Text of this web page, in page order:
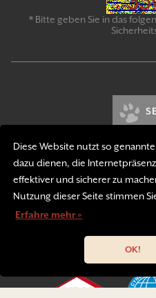
Diese Website nutzt so
dazu dienen, die
effektiver und sicherer zu
Nutzung dieser Seite stimmen
Erfahre mehr »
OK!
* Bitte geben Sie in das